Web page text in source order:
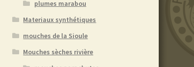
plumes marabou
Materiaux synthétiques
mouches de la Sioule
Mouches sèches rivière